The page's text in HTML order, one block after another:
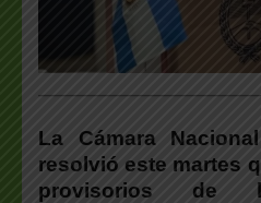
La Cámara
resolvió este martes
provisorios de